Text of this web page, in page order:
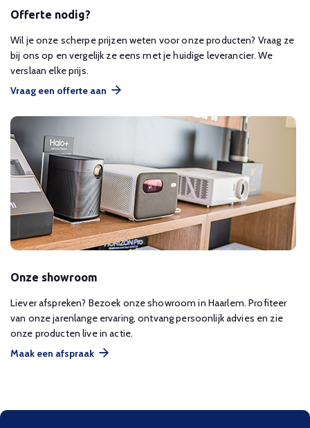
Offerte nodig?
Wil je onze scherpe prijzen weten voor onze producten? Vraag ze
bij ons op en vergelijk ze eens met je huidige leverancier. We
verslaan elke prijs.
Vraag een offerte aan
Onze showroom
Liever afspreken? Bezoek onze showroom in Haarlem. Profiteer
van onze jarenlange ervaring, ontvang persoonlijk advies en zie
onze producten live in actie.
Maak een afspraak